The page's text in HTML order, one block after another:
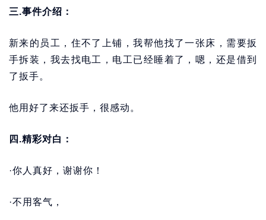
三.事件介绍：
新来的员工，住不了上铺，我帮他找了一张床，需要扳
手拆装，我去找电工，电工已经睡着了，嗯，还是借到
了扳手。
他用好了来还扳手，很感动。
四.精彩对白：
·你人真好，谢谢你！
·不用客气，